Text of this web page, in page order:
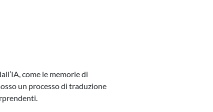
come le memorie di
un processo di traduzione